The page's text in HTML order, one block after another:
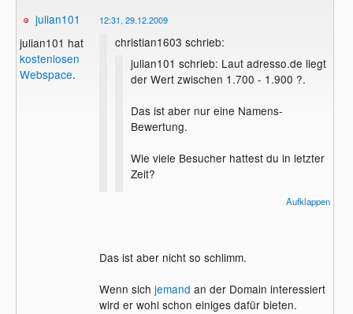
julian101
julian101 hat
kostenlosen
Webspace.
12:31, 29.12.2009
christian1603 schrieb:
julian101 schrieb: Laut adresso.de liegt
der Wert zwischen 1.700 - 1.900 ?.
Das ist aber nur eine Namens-
Bewertung.
Wie viele Besucher hattest du in letzter
Zeit?
nen counter einbauen sollen.
Aufklappen
Das ist aber nicht so schlimm.
Wenn sich jemand an der Domain interessiert
wird er wohl schon einiges dafür bieten.